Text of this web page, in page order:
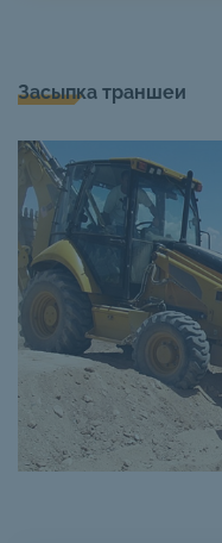
Засыпка траншеи